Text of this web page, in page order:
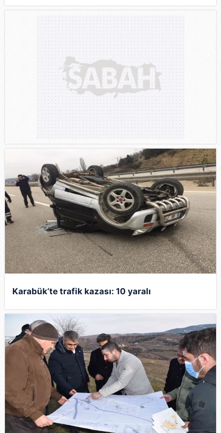
Karabük’te trafik kazası: 10 yaralı